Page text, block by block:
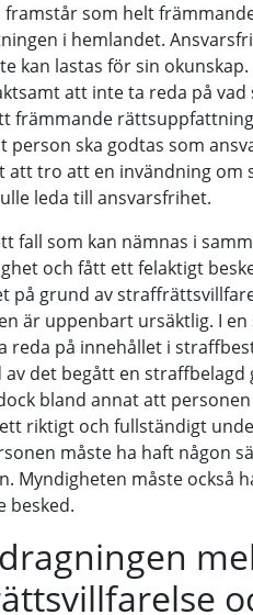
som helt
i hemlandet.
kan lastas för sin
att inte ta reda på
främmande
person ska godtas som
att tro att en invändning om
leda till ansvarsfrihet.
fall som kan nämnas i
och fått ett felaktigt
på grund av
är uppenbart ursäktlig. I
reda på innehållet i
det begått en straffbelagd
bland annat att
riktigt och fullständigt
måste ha haft någon
Myndigheten måste också
besked.